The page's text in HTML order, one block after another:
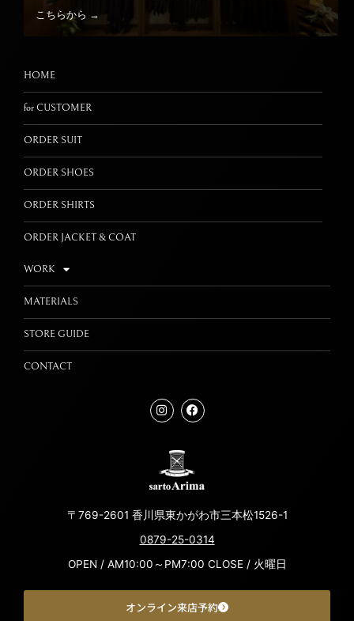
〒769-2601 香川県東かがわ市三本松1526-1
0879-25-0314
OPEN / AM10:00～PM7:00 CLOSE / 火曜日
オンライン来店予約
こちらから →
HOME
for CUSTOMER
ORDER SUIT
ORDER SHOES
ORDER SHIRTS
ORDER JACKET & COAT
WORK
MATERIALS
STORE GUIDE
CONTACT